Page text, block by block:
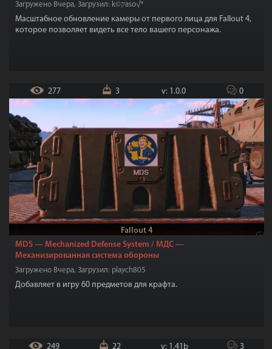
Загружено Вчера, Загрузил: k©קaso√®
Масштабное обновление камеры от первого лица для Fallout 4,
которое позволяет видеть все тело вашего персонажа.
Fallout 4
277 3 v: 1.0.0 0
MDS — Mechanized Defense System / МДС —
Механизированная система обороны
Загружено Вчера, Загрузил: playch805
Добавляет в игру 60 предметов для крафта.
249 22 v: 1.41b 3